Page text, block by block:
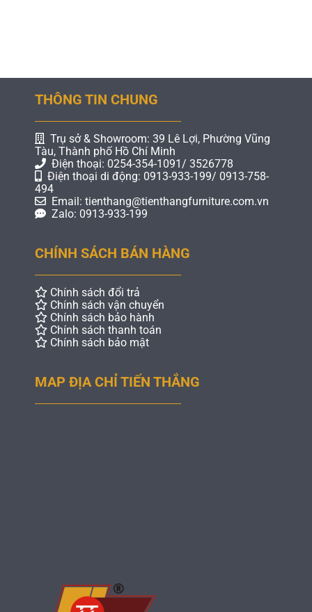
THÔNG TIN CHUNG
Trụ sở & Showroom: 39 Lê Lợi, Phường Vũng
Tàu, Thành phố Hồ Chí Minh
Điện thoại: 0254-354-1091/ 3526778
Điện thoại di động: 0913-933-199/ 0913-758-
494
Email: tienthang@tienthangfurniture.com.vn
Zalo: 0913-933-199
CHÍNH SÁCH BÁN HÀNG
Chính sách đổi trả
Chính sách vận chuyển
Chính sách bảo hành
Chính sách thanh toán
Chính sách bảo mật
MAP ĐỊA CHỈ TIẾN THẮNG